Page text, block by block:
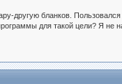
другую бланков.
для такой цели? Я не